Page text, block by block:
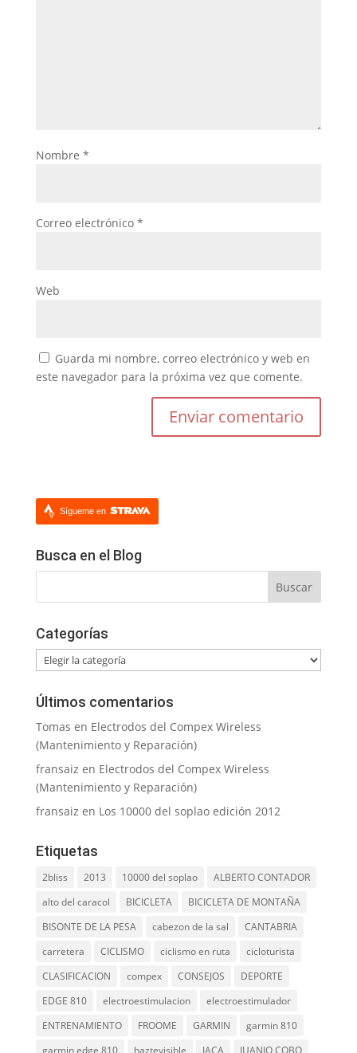
Nombre *
Correo electrónico *
Web
Guarda mi nombre, correo electrónico y web en
este navegador para la próxima vez que comente.
Sígueme en
Busca en el Blog
Categorías
Categorías
Últimos comentarios
Tomas en Electrodos del Compex Wireless
(Mantenimiento y Reparación)
fransaiz en Electrodos del Compex Wireless
(Mantenimiento y Reparación)
fransaiz en Los 10000 del soplao edición 2012
Etiquetas
2bliss 2013 10000 del soplao
ALBERTO CONTADOR
alto del caracol
BICICLETA
BICICLETA DE MONTAÑA
BISONTE DE LA PESA
cabezon de la sal
CANTABRIA
carretera
CICLISMO ciclismo en ruta
cicloturista
CLASIFICACION
compex CONSEJOS
DEPORTE
EDGE 810
electroestimulacion
electroestimulador
ENTRENAMIENTO
FROOME GARMIN
garmin 810
garmin edge 810
haztevisible JACA JUANJO COBO